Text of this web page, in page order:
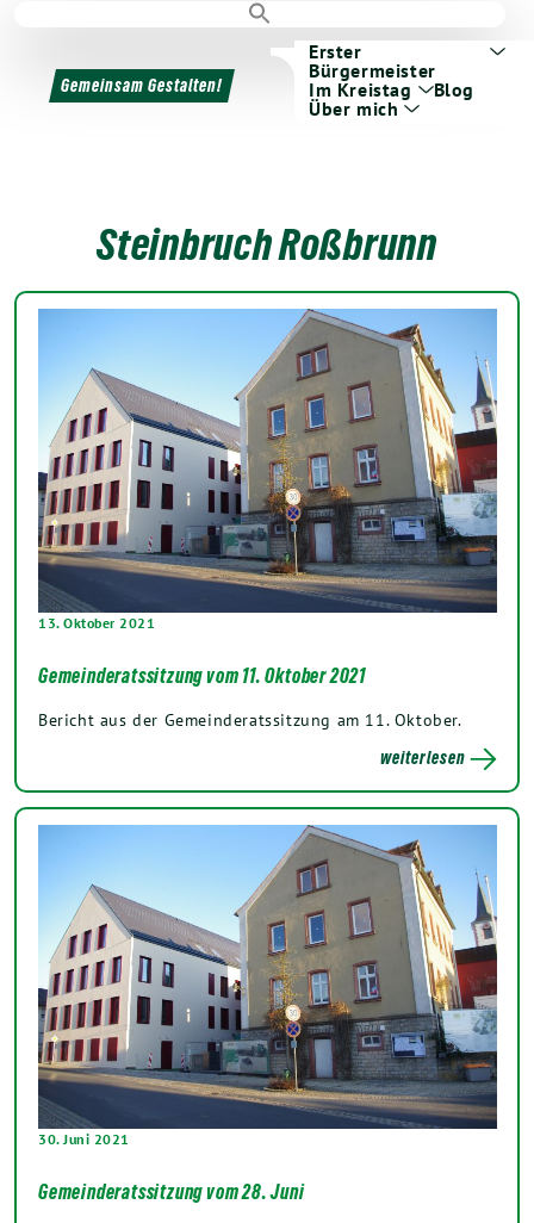
Gemeinsam Gestalten!
Erster
Bürgermeister
Im Kreistag
Blog
Über mich
Steinbruch Roßbrunn
13. Oktober 2021
Gemeinderatssitzung vom 11. Oktober 2021
Bericht aus der Gemeinderatssitzung am 11. Oktober.
weiterlesen
30. Juni 2021
Gemeinderatssitzung vom 28. Juni